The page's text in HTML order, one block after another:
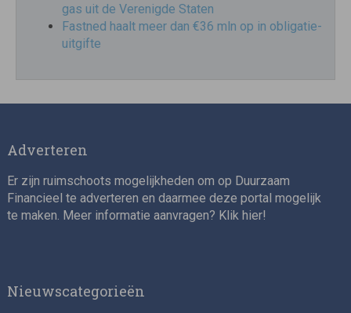
gas uit de Verenigde Staten
Fastned haalt meer dan €36 mln op in obligatie-
uitgifte
Adverteren
Er zijn ruimschoots mogelijkheden om op Duurzaam
Financieel te adverteren en daarmee deze portal mogelijk
te maken. Meer informatie aanvragen? Klik hier!
Nieuwscategorieën